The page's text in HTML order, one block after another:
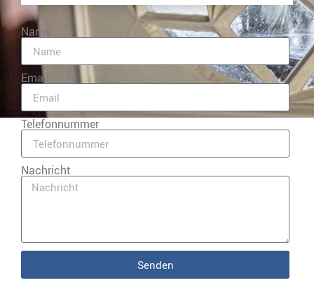
Name
Email
Telefonnummer
Nachricht
Senden